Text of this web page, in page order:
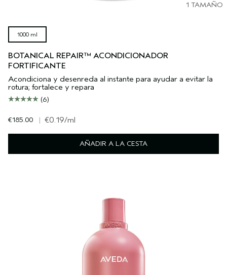
1 TAMAÑO
1000 ml
BOTANICAL REPAIR™ ACONDICIONADOR
FORTIFICANTE
Acondiciona y desenreda al instante para ayudar a evitar la
rotura; fortalece y repara
(6)
€185.00 | €0.19/ml
AÑADIR A LA CESTA